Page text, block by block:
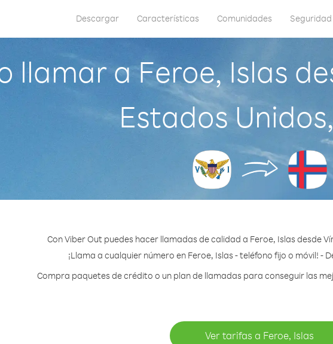
Descargar Características Comunidades Seguridad
llamar a Feroe, Islas
Estados
Con Viber Out puedes hacer llamadas de calidad a Feroe, Islas desde
¡Llama a cualquier número en Feroe, Islas - teléfono fijo o móvil! -
Compra paquetes de crédito o un plan de llamadas para conseguir las
Ver tarifas a Feroe, Islas